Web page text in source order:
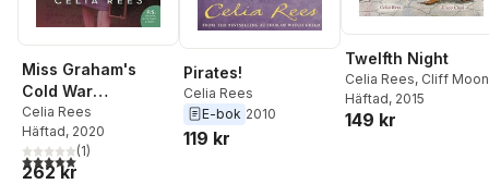
Miss Graham's
Cold War
Cookbook
Celia Rees
Häftad, 2020
5,0utav 5 stjärnor. Totalt antal röster:
(1)
262 kr
Pirates!
Celia Rees
E-bok 2010
119 kr
Twelfth Night
Celia Rees, Cliff Moon
Häftad, 2015
149 kr